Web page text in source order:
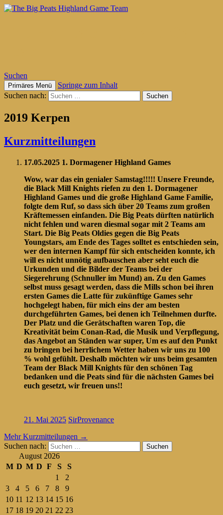
Suchen
Primäres Menü
Springe zum Inhalt
Suchen nach:
2019 Kerpen
Kurzmitteilungen
17.05.2025 1. Dormagener Highland Games
Wow, war das ein genialer Samstag!!!!! Unsere Freunde,
die Black Mill Knights riefen zu den 1. Dormagener
Highland Games und die große Highland Game Familie,
folgte dem Ruf, so dass sich über 20 Teams zum großen
Kräftemessen einfanden. Die Big Peats dürften natürlich
nicht fehlen und waren diesmal sogar mit 2 Teams am
Start. Die Big Peats Oldies gegen die Big Peats
Youngstars, am Ende des Tages solltet es entschieden sein,
wer den internen Kampf für sich entscheiden konnte, ich
will es nicht unnötig aufbauschen aber seht euch die
Urkunden und die Bilder der Teams bei der
Siegerehrung (Schnuller im Mund) an. Zu den Games
selbst muss gesagt werden, dass die Mills schon bei ihren
ersten Games die Latte für zukünftige Games sehr
hochgelegt haben, für mich eins der am besten
durchgeführten Games, bei denen ich Teilnehmen durfte.
Der Platz und die Gerätschaften waren Top, die
Kreativität beim Conan-Rad, die Musik und Verpflegung,
das Angebot an Ständen war super, Um es auf den Punkt
zu bringen bei herrlichem Wetter haben wir uns zu 100
% wohl gefühlt. Deshalb möchten wir uns beim gesamten
Team der Black Mill Knights für den schönen Tag
bedanken und die Peats sind für die nächsten Games bei
euch gesetzt, wir freuen uns!!
21. Mai 2025 SirProvenance
Mehr Kurzmitteilungen →
Suchen nach:
August 2026
M D M D F S S
1
2
3
4 5 6 7 8
9
10 11 12 13 14 15 16
17 18 19 20 21 22 23